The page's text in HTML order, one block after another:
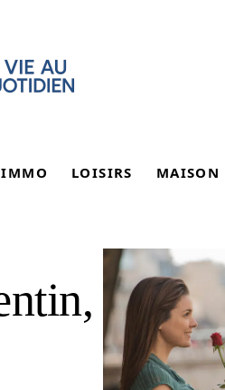
IMMO LOISIRS MAISON